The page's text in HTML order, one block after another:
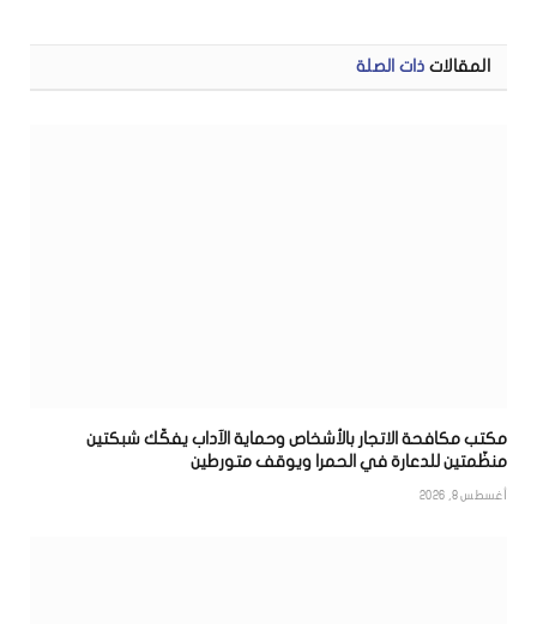
المقالات ذات الصلة
مكتب مكافحة الاتجار بالأشخاص وحماية الآداب يفكّك شبكتين
منظّمتين للدعارة في الحمرا ويوقف متورطين
أغسطس 8, 2026